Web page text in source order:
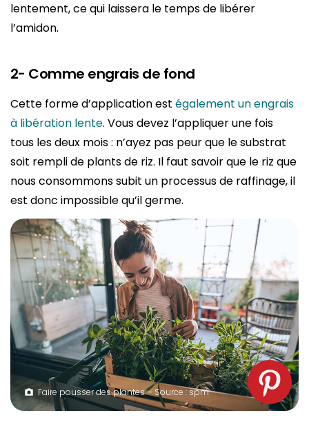
lentement, ce qui laissera le temps de libérer
l’amidon.
2- Comme engrais de fond
Cette forme d’application est également un engrais
à libération lente. Vous devez l’appliquer une fois
tous les deux mois : n’ayez pas peur que le substrat
soit rempli de plants de riz. Il faut savoir que le riz que
nous consommons subit un processus de raffinage, il
est donc impossible qu’il germe.
Faire pousser des plantes – Source : spm